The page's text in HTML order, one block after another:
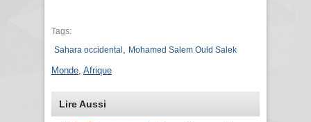
Tags:
Sahara occidental
Mohamed Salem Ould Salek
Monde Afrique
Lire Aussi